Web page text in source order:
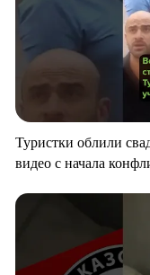
Туристки облили
видео с начала